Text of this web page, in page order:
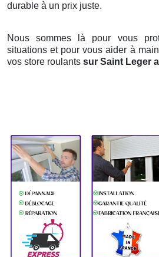
durable à un prix juste.
Nous sommes là pour vous
situations et pour vous aider à
vos store roulants sur Saint Leger